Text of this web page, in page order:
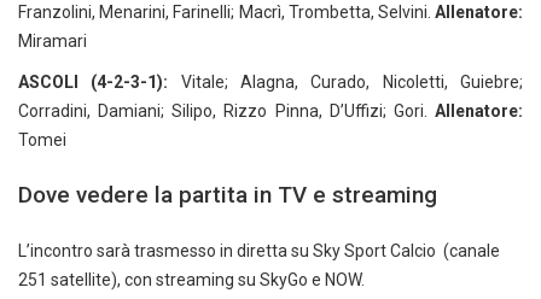
Franzolini, Menarini, Farinelli; Macrì, Trombetta, Selvini. Allenatore:
Miramari
ASCOLI (4-2-3-1): Vitale; Alagna, Curado, Nicoletti, Guiebre;
Corradini, Damiani; Silipo, Rizzo Pinna, D’Uffizi; Gori. Allenatore:
Tomei
Dove vedere la partita in TV e streaming
L’incontro sarà trasmesso in diretta su Sky Sport Calcio (canale
251 satellite), con streaming su SkyGo e NOW.